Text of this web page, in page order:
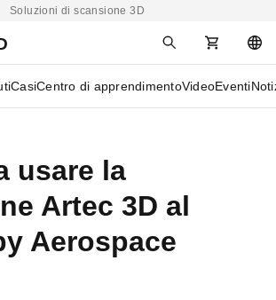
Soluzioni di scansione 3D
CasiCentro di apprendimentoVideoEventi
usare la
Artec 3D al
Aerospace